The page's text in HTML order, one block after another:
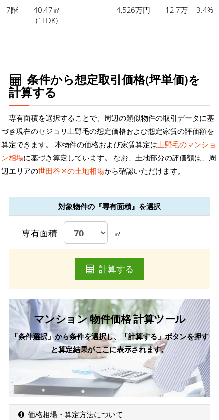
7階
40.47㎡
(1LDK)
- 4,526万円 12.7万 3.4%
条件から想定取引価格(坪単価)を
計算する
専有面積を選択することで、周辺の類似物件の取引データに基
づき現在のセジョリ上野毛の想定価格および想定家賃の評価額を
算定できます。 本物件の価格および家賃算定は上野毛のマンショ
ン相場に基づき算定しています。 なお、土地部分の評価額は、周
辺エリアの世田谷区の土地相場から確認いただけます。
対象物件の『専有面積』を選択
専有面積 ㎡
計算する
マンション 物件価格 計算ツール
「条件選択」から条件を選択し、「計算する」ボタンを押す
と算定結果がここに表示されます。
価格相場・算定方法について